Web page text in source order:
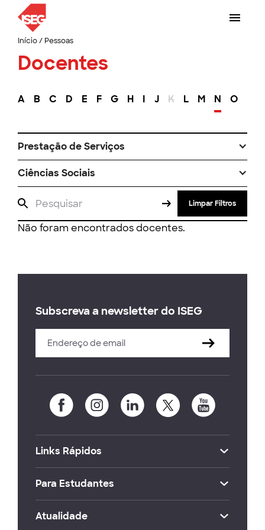
Início/ Pessoas
Docentes
A B C D E F G H I J K L M N O
Prestação de Serviços
Ciências Sociais
Limpar Filtros
Não foram encontrados docentes.
Subscreva a newsletter do ISEG
Links Rápidos
Para Estudantes
Atualidade